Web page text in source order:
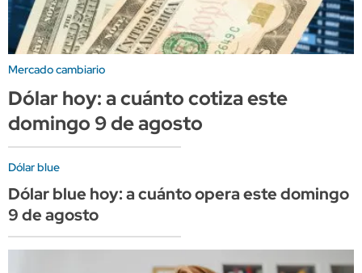
Mercado cambiario
Dólar hoy: a cuánto cotiza este
domingo 9 de agosto
Dólar blue
Dólar blue hoy: a cuánto opera este domingo
9 de agosto